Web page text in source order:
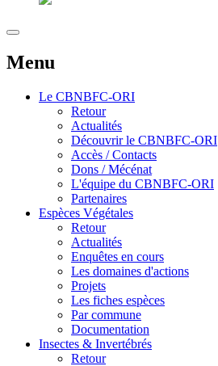
Menu
Le CBNBFC-ORI
Retour
Actualités
Découvrir le CBNBFC-ORI
Accès / Contacts
Dons / Mécénat
L'équipe du CBNBFC-ORI
Partenaires
Espèces Végétales
Retour
Actualités
Enquêtes en cours
Les domaines d'actions
Projets
Les fiches espèces
Par commune
Documentation
Insectes & Invertébrés
Retour